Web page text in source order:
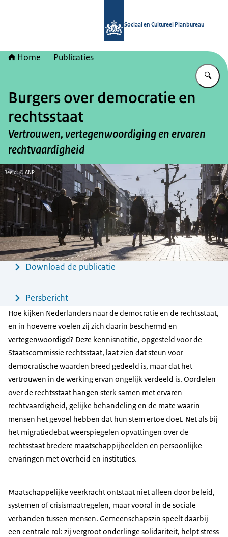
Sociaal en Cultureel Planbureau
Home Publicaties
Burgers over democratie en
rechtsstaat
Vertrouwen, vertegenwoordiging en ervaren
rechtvaardigheid
Beeld: © ANP
MenuDownload de publicatie
Persbericht
Hoe kijken Nederlanders naar de democratie en de rechtsstaat,
en in hoeverre voelen zij zich daarin beschermd en
vertegenwoordigd? Deze kennisnotitie, opgesteld voor de
Staatscommissie rechtsstaat, laat zien dat steun voor
democratische waarden breed gedeeld is, maar dat het
vertrouwen in de werking ervan ongelijk verdeeld is. Oordelen
over de rechtsstaat hangen sterk samen met ervaren
rechtvaardigheid, gelijke behandeling en de mate waarin
mensen het gevoel hebben dat hun stem ertoe doet. Net als bij
het migratiedebat weerspiegelen opvattingen over de
rechtsstaat bredere maatschappijbeelden en persoonlijke
ervaringen met overheid en instituties.
Maatschappelijke veerkracht ontstaat niet alleen door beleid,
systemen of crisismaatregelen, maar vooral in de sociale
verbanden tussen mensen. Gemeenschapszin speelt daarbij
een centrale rol: zij vergroot onderlinge solidariteit, helpt stress